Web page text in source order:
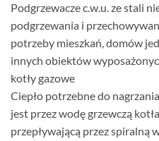
Podgrzewacze c.w.u. ze stali
podgrzewania i
potrzeby mieszkań, domów
innych obiektów
kotły gazowe
Ciepło potrzebne do
jest przez wodę grzewczą
przepływającą przez spiralną